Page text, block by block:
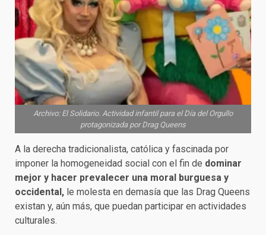
Archivo: El Solidario. Actividad infantil para el Día del Orgullo
protagonizada por Drag Queens
A la derecha tradicionalista, católica y fascinada por
imponer la homogeneidad social con el fin de dominar
mejor y hacer prevalecer una moral burguesa y
occidental, le molesta en demasía que las Drag Queens
existan y, aún más, que puedan participar en actividades
culturales.